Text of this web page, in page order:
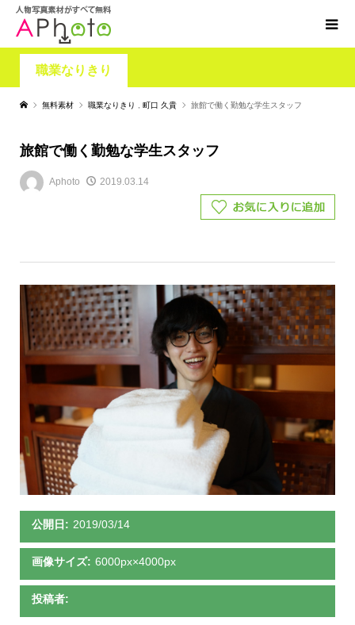
職業なりきり
無料素材 職業なりきり 町口 久貴 旅館で働く勤勉な学生スタッフ
旅館で働く勤勉な学生スタッフ
Aphoto 2019.03.14
公開日: 2019/03/14
画像サイズ: 6000px×4000px
投稿者: